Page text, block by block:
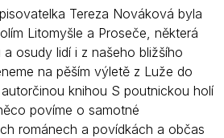
Tereza Nováková byla
Litomyšle a Proseče, některá
a osudy lidí i z našeho bližšího
na pěším výletě z Luže do
knihou S poutnickou holí
povíme o samotné
románech a povídkách a občas